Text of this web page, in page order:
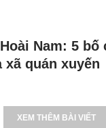
Nam: 5 bố
xã quán xuyến
XEM THÊM BÀI VIẾT